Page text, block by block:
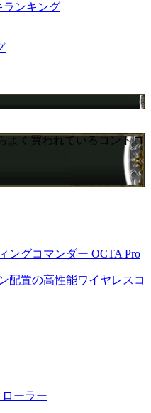
ランキング
よく買われているコントロ
ングコマンダー OCTA Pro
配置の高性能ワイヤレスコ
ーラー